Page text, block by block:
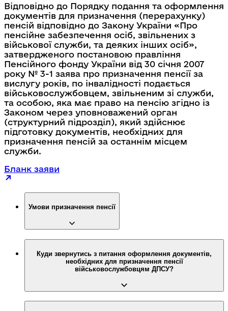
Відповідно до Порядку подання та оформлення
документів для призначення (перерахунку)
пенсій відповідно до Закону України «Про
пенсійне забезпечення осіб, звільнених з
військової служби, та деяких інших осіб»,
затвердженого постановою правління
Пенсійного фонду України від 30 січня 2007
року № 3-1 заява про призначення пенсії за
вислугу років, по інвалідності подається
військовослужбовцем, звільненим зі служби,
та особою, яка має право на пенсію згідно із
Законом через уповноважений орган
(структурний підрозділ), який здійснює
підготовку документів, необхідних для
призначення пенсій за останнім місцем
служби.
Бланк заяви
Умови призначення пенсії
Куди звернутись з питання оформлення документів,
необхідних для призначення пенсії
військовослужбовцям ДПСУ?